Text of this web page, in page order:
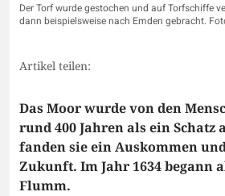
Der Torf wurde gestochen und auf Torfschiffe
dann beispielsweise nach Emden gebracht.
Artikel teilen:
Das Moor wurde von den
rund 400 Jahren als ein Schatz
fanden sie ein Auskommen
Zukunft. Im Jahr 1634 begann
Flumm.